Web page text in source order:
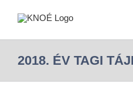
2018. ÉV TAGI